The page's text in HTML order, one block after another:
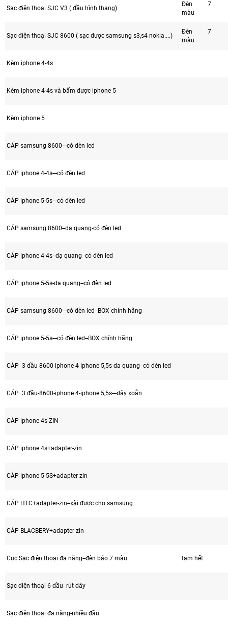
Sạc điện thoại SJC V3 ( đầu hình thang)
Đèn 7
màu
Sạc điện thoại SJC 8600 ( sạc được samsung s3,s4 nokia....)
Đèn 7
màu
Kèm iphone 4-4s
Kèm iphone 4-4s và bấm được iphone 5
Kèm iphone 5
CÁP samsung 8600---có đèn led
CÁP iphone 4-4s---có đèn led
CÁP iphone 5-5s---có đèn led
CÁP samsung 8600--dạ quang-có đèn led
CÁP iphone 4-4s--dạ quang -có đèn led
CÁP iphone 5-5s-da quang--có đèn led
CÁP samsung 8600---có đèn led--BOX chính hãng
CÁP iphone 5-5s---có đèn led--BOX chính hãng
CÁP 3 đầu-8600-iphone 4-iphone 5,5s-da quang--có đèn led
CÁP 3 đầu-8600-iphone 4-iphone 5,5s---dây xoắn
CÁP iphone 4s-ZIN
CÁP iphone 4s+adapter-zin
CÁP iphone 5-5S+adapter-zin
CÁP HTC+adapter-zin--xài được cho samsung
CÁP BLACBERY+adapter-zin-
Cục Sạc điện thoại đa năng--đèn báo 7 màu tạm hết
Sạc điện thoại 6 đầu -rút dây
Sạc điện thoại đa năng-nhiều đầu